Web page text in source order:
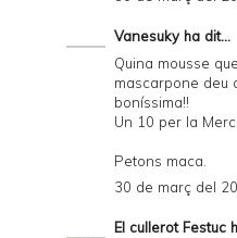
Vanesukyha dit...
Quina mousse
mascarpone deu
boníssima!!
Un 10 per la
Petons maca.
30 de març del
El cullerot Festuc